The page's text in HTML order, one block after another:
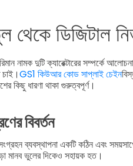
থেকে ডিজিটাল
নামক দুটি ক্যারেক্টারের সম্পর্কে
চাই।GS1 কিউআর কোড সাপ্লাই চেইন
কিছু ধারণা থাকা গুরুত্বপূর্ণ।
বিবর্তন
ব্যবস্থাপনা একটি কঠিন এবং
মানব ভুলের দিকেও সহায়ক হত।